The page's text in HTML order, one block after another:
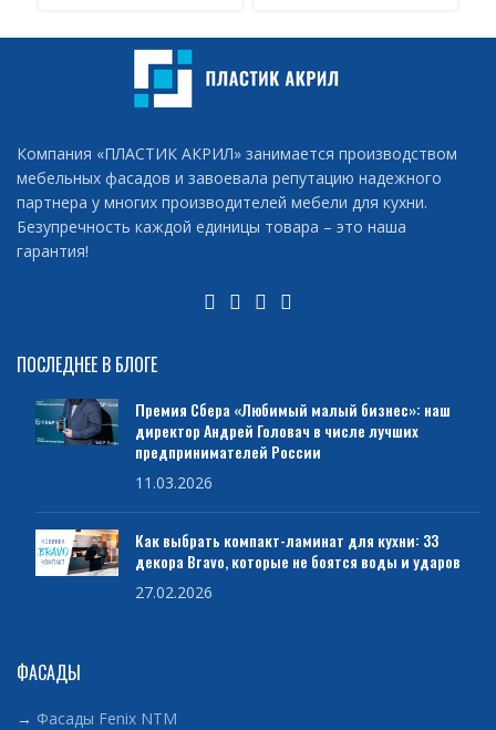
Компания «ПЛАСТИК АКРИЛ» занимается производством
мебельных фасадов и завоевала репутацию надежного
партнера у многих производителей мебели для кухни.
Безупречность каждой единицы товара – это наша
гарантия!
ПОСЛЕДНЕЕ В БЛОГЕ
Премия Сбера «Любимый малый бизнес»: наш
директор Андрей Головач в числе лучших
предпринимателей России
11.03.2026
Как выбрать компакт-ламинат для кухни: 33
декора Bravo, которые не боятся воды и ударов
27.02.2026
ФАСАДЫ
→ Фасады Fenix NTM